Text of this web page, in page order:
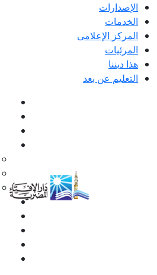
الإصدارات
الخدمات
المركز الإعلامى
المرئيات
هذا ديننا
التعليم عن بعد